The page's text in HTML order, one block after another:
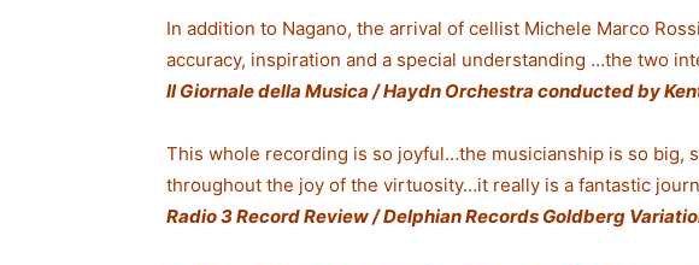
In addition to Nagano, the arrival of cellist Michele Marco
accuracy, inspiration and a special understanding …the two
Il Giornale della Musica / Haydn Orchestra conducted by
This whole recording is so joyful…the musicianship is so big,
throughout the joy of the virtuosity…it really is a fantastic
Radio 3 Record Review / Delphian Records Goldberg